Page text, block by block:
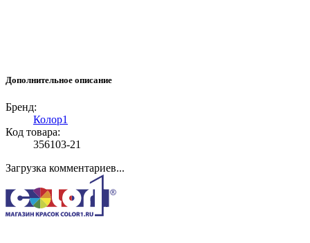
Дополнительное описание
Бренд:
Колор1
Код товара:
356103-21
Загрузка комментариев...